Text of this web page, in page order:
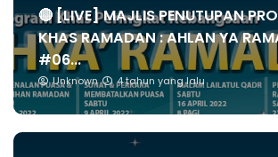
🔴 [LIVE] MAJLIS PENUTUPAN
KHAS RAMADAN : AHLAN YA
#06...
Unknown 4 tahun yang lalu